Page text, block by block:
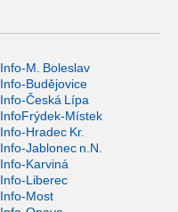
Info-M. Boleslav
Info-Budějovice
Info-Česká Lípa
InfoFrýdek-Místek
Info-Hradec Kr.
Info-Jablonec n.N.
Info-Karviná
Info-Liberec
Info-Most